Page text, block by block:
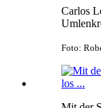
Carlos
Foto: